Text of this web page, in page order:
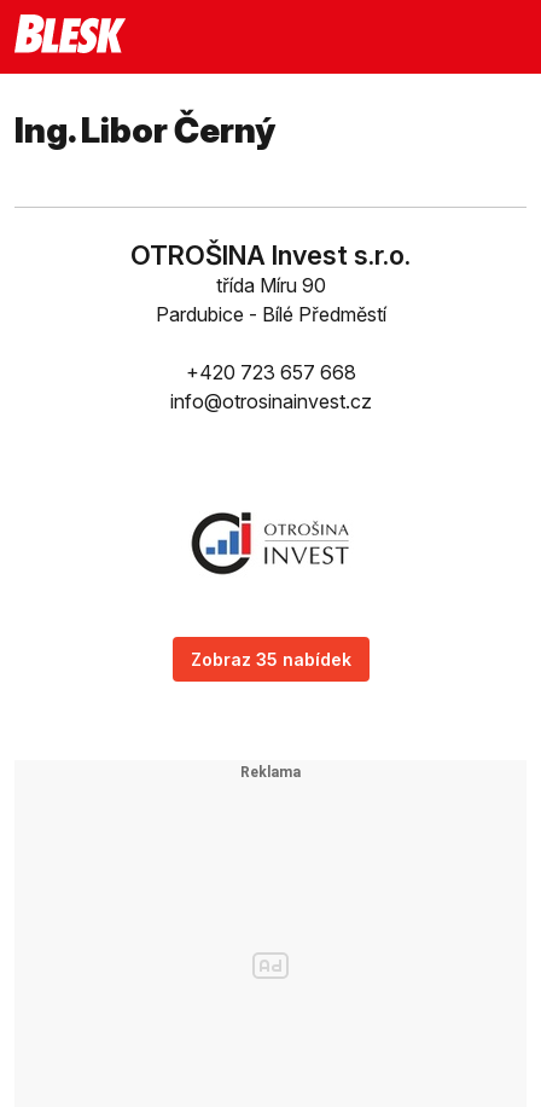
Ing. Libor Černý
OTROŠINA Invest s.r.o.
třída Míru 90
Pardubice - Bílé Předměstí
+420 723 657 668
info@otrosinainvest.cz
Zobraz 35 nabídek